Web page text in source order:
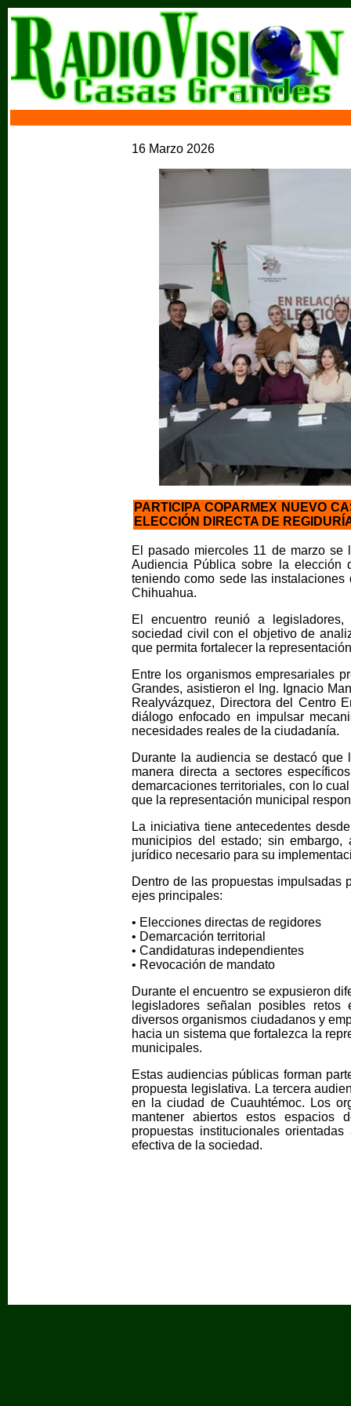
16 Marzo 2026
PARTICIPA COPARMEX NUEVO
ELECCIÓN DIRECTA DE
El pasado miercoles 11 de marzo
Audiencia Pública sobre la elección
teniendo como sede las
Chihuahua.
El encuentro reunió a
sociedad civil con el objetivo de
que permita fortalecer la
Entre los organismos empresariales
Grandes, asistieron el Ing. Ignacio
Realyvázquez, Directora del Centro
diálogo enfocado en impulsar
necesidades reales de la ciudadanía.
Durante la audiencia se destacó que
manera directa a sectores
demarcaciones territoriales, con lo
que la representación municipal
La iniciativa tiene antecedentes
municipios del estado; sin
jurídico necesario para su
Dentro de las propuestas impulsadas
ejes principales:
• Elecciones directas de regidores
• Demarcación territorial
• Candidaturas independientes
• Revocación de mandato
Durante el encuentro se expusieron
legisladores señalan posibles
diversos organismos ciudadanos y
hacia un sistema que fortalezca la
municipales.
Estas audiencias públicas forman
propuesta legislativa. La tercera
en la ciudad de Cuauhtémoc. Los
mantener abiertos estos espacios
propuestas institucionales
efectiva de la sociedad.